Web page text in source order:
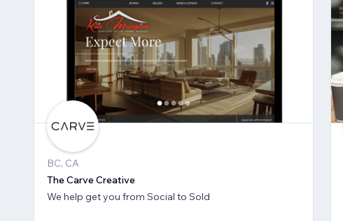
BC, CA
The Carve Creative
We help get you from Social to Sold